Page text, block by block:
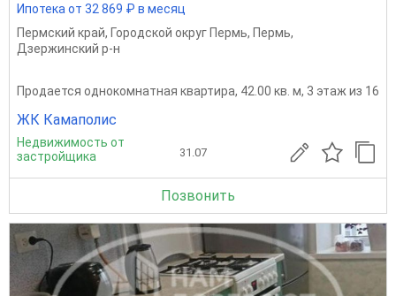
Ипотека от 32 869 ₽ в месяц
Пермский край, Городской округ Пермь, Пермь,
Дзержинский р-н
Продается однокомнатная квартира, 42.00 кв. м, 3 этаж из 16
ЖК Камаполис
Недвижимость от
застройщика
31.07
Позвонить